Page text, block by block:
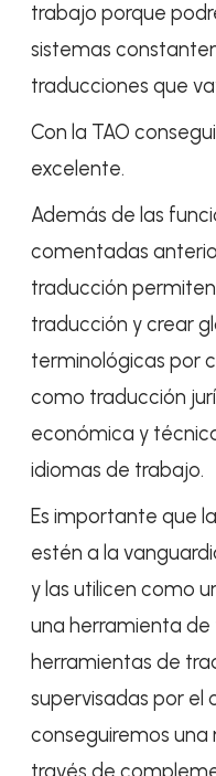
trabajo porque
sistemas
traducciones que
Con la TAO
excelente.
Además de las
comentadas
traducción
traducción y crear
terminológicas por
como traducción
económica y
idiomas de trabajo.
Es importante que
estén a la
y las utilicen como
una herramienta de
herramientas de
supervisadas por el
conseguiremos